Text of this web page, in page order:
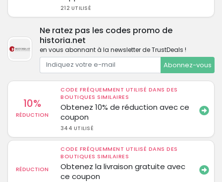
212 UTILISÉ
Ne ratez pas les codes promo de
historia.net
en vous abonnant à la newsletter de TrustDeals !
Abonnez-vous
10%
RÉDUCTION
CODE FRÉQUEMMENT UTILISÉ DANS DES
BOUTIQUES SIMILAIRES
Obtenez 10% de réduction avec ce
coupon
344 UTILISÉ
RÉDUCTION
CODE FRÉQUEMMENT UTILISÉ DANS DES
BOUTIQUES SIMILAIRES
Obtenez la livraison gratuite avec
ce coupon